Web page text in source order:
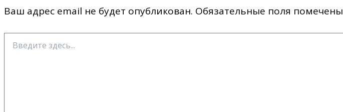
Ваш адрес email не будет опубликован. Обязательные поля помечены
здесь...